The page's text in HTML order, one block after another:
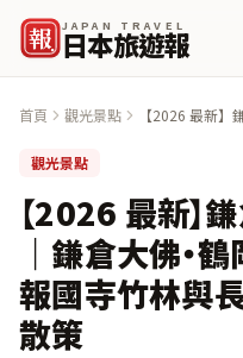
報 JAPAN TRAVEL
日本旅遊報
首頁 觀光景點
【2026 最新】
觀光景點
【2026 最新】
｜鎌倉大佛・
報國寺竹林與
散策